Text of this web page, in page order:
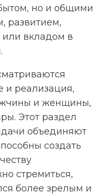
но и общими
развитием,
вкладом в
и реализация,
и женщины,
Этот раздел
объединяют
создать
стремиться,
более зрелым и